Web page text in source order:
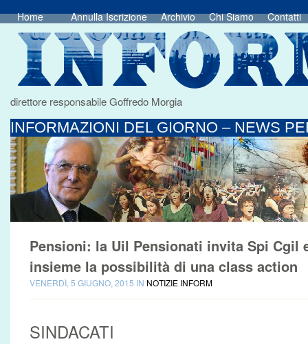
Home Annulla Iscrizione Archivio Chi Siamo Contatti
direttore responsabile Goffredo Morgia
INFORMAZIONI DEL GIORNO – NEWS
Pensioni: la Uil Pensionati invita Spi Cgil
insieme la possibilità di una class action
VENERDÌ, 5 GIUGNO, 2015 IN NOTIZIE INFORM
SINDACATI